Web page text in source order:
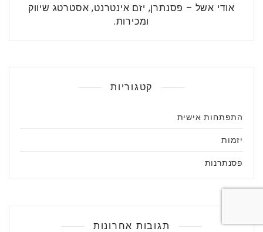
אודי אשל – פסנתרן, יזם אינטרנט, אסטרטג שיווק
ומכירות.
קטגוריות
התפתחות אישית
יזמות
פסנתרנות
תגובות אחרונות